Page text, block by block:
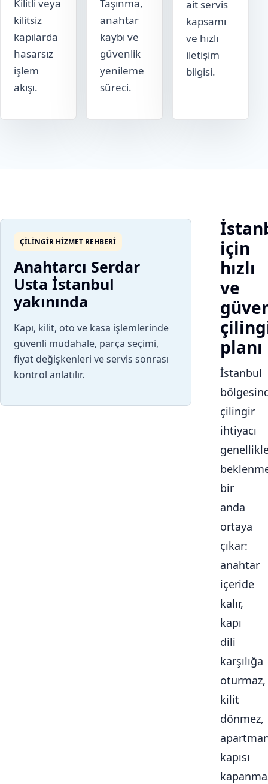
Kilitli veya
kilitsiz
kapılarda
hasarsız
işlem
akışı.
Taşınma,
anahtar
kaybı ve
güvenlik
yenileme
süreci.
ait servis
kapsamı
ve hızlı
iletişim
bilgisi.
ÇILINGIR HIZMET REHBERI
Anahtarcı Serdar
Usta İstanbul
yakınında
Kapı, kilit, oto ve kasa işlemlerinde
güvenli müdahale, parça seçimi,
fiyat değişkenleri ve servis sonrası
kontrol anlatılır.
için
hızlı
ve
planı
İstanbul
çilingir
ihtiyacı
bir
anda
ortaya
çıkar:
anahtar
içeride
kalır,
kapı
dili
karşılığa
oturmaz,
kilit
dönmez,
kapısı